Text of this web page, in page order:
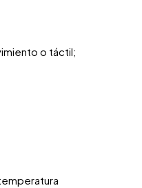
o táctil;